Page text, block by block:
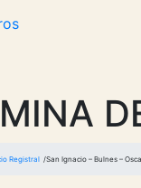
Registral San Ignacio – Bulnes –